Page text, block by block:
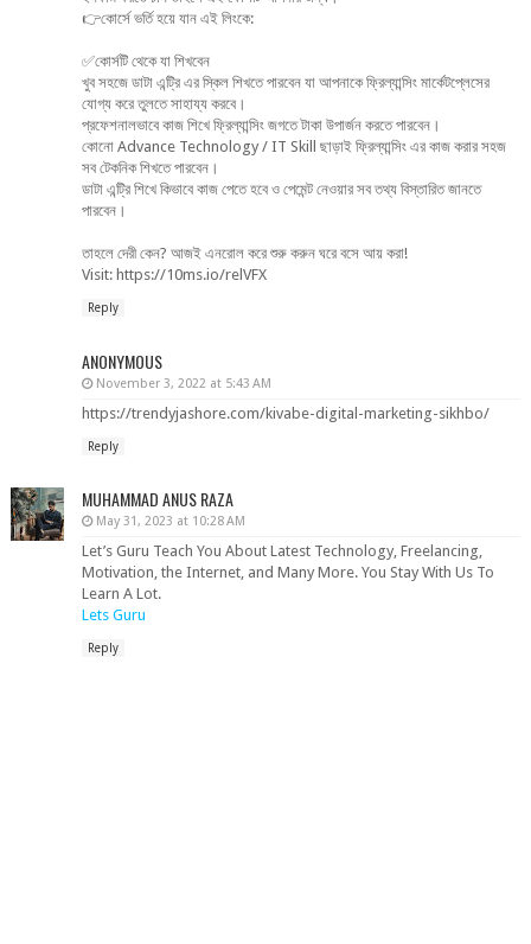
👉কোর্সে ভর্তি হয়ে যান এই লিংকে:
✅কোর্সটি থেকে যা শিখবেন
খুব সহজে ডাটা এন্ট্রি এর স্কিল শিখতে পারবেন যা আপনাকে ফ্রিল্যান্সিং মার্কেটপ্লেসের
যোগ্য করে তুলতে সাহায্য করবে।
প্রফেশনালভাবে কাজ শিখে ফ্রিল্যান্সিং জগতে টাকা উপার্জন করতে পারবেন।
কোনো Advance Technology / IT Skill ছাড়াই ফ্রিল্যান্সিং এর কাজ করার সহজ
সব টেকনিক শিখতে পারবেন।
ডাটা এন্ট্রি শিখে কিভাবে কাজ পেতে হবে ও পেমেন্ট নেওয়ার সব তথ্য বিস্তারিত জানতে
পারবেন।
তাহলে দেরী কেন? আজই এনরোল করে শুরু করুন ঘরে বসে আয় করা!
Visit: https://10ms.io/relVFX
Reply
ANONYMOUS
November 3, 2022 at 5:43 AM
https://trendyjashore.com/kivabe-digital-marketing-sikhbo/
Reply
MUHAMMAD ANUS RAZA
May 31, 2023 at 10:28 AM
Let’s Guru Teach You About Latest Technology, Freelancing,
Motivation, the Internet, and Many More. You Stay With Us To
Learn A Lot.
Lets Guru
Reply